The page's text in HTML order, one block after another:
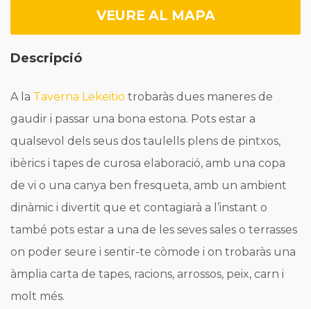
VEURE AL MAPA
Descripció
A la Taverna Lekeitio trobaràs dues maneres de
gaudir i passar una bona estona. Pots estar a
qualsevol dels seus dos taulells plens de pintxos,
ibèrics i tapes de curosa elaboració, amb una copa
de vi o una canya ben fresqueta, amb un ambient
dinàmic i divertit que et contagiarà a l’instant o
també pots estar a una de les seves sales o terrasses
on poder seure i sentir-te còmode i on trobaràs una
àmplia carta de tapes, racions, arrossos, peix, carn i
molt més.